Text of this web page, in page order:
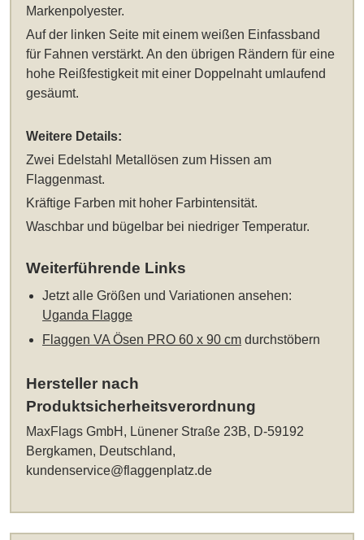
Markenpolyester.
Auf der linken Seite mit einem weißen Einfassband
für Fahnen verstärkt. An den übrigen Rändern für eine
hohe Reißfestigkeit mit einer Doppelnaht umlaufend
gesäumt.
Weitere Details:
Zwei Edelstahl Metallösen zum Hissen am
Flaggenmast.
Kräftige Farben mit hoher Farbintensität.
Waschbar und bügelbar bei niedriger Temperatur.
Weiterführende Links
Jetzt alle Größen und Variationen ansehen:
Uganda Flagge
Flaggen VA Ösen PRO 60 x 90 cm durchstöbern
Hersteller nach
Produktsicherheitsverordnung
MaxFlags GmbH, Lünener Straße 23B, D-59192
Bergkamen, Deutschland,
kundenservice@flaggenplatz.de